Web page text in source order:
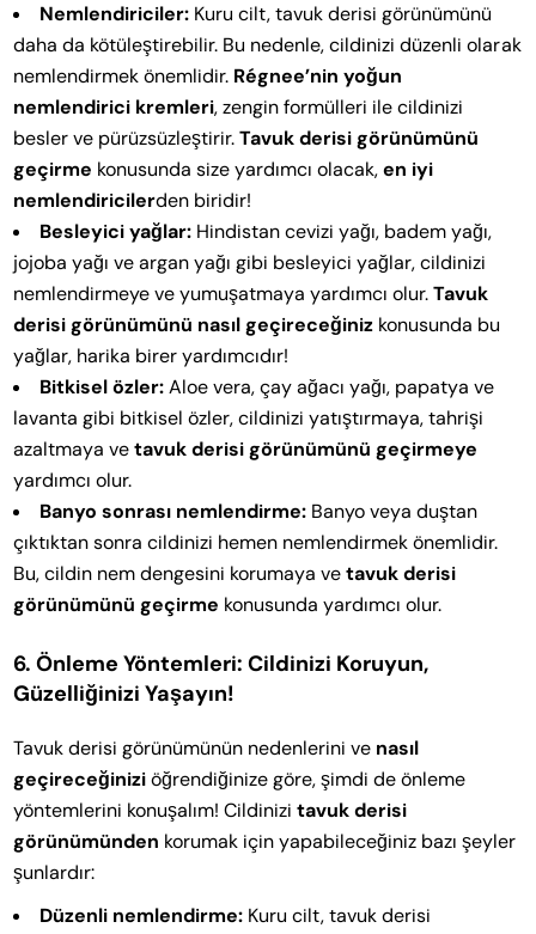
Nemlendiriciler: Kuru cilt, tavuk derisi görünümünü
daha da kötüleştirebilir. Bu nedenle, cildinizi düzenli olarak
nemlendirmek önemlidir. Régnee’nin yoğun
nemlendirici kremleri, zengin formülleri ile cildinizi
besler ve pürüzsüzleştirir.Tavuk derisi görünümünü
geçirme konusunda size yardımcı olacak,en iyi
nemlendiricilerden biridir!
Besleyici yağlar: Hindistan cevizi yağı, badem yağı,
jojoba yağı ve argan yağı gibi besleyici yağlar, cildinizi
nemlendirmeye ve yumuşatmaya yardımcı olur.Tavuk
derisi görünümünü nasıl geçireceğiniz konusunda bu
yağlar, harika birer yardımcıdır!
Bitkisel özler:Aloe vera, çay ağacı yağı, papatya ve
lavanta gibi bitkisel özler, cildinizi yatıştırmaya, tahrişi
azaltmaya vetavuk derisi görünümünü geçirmeye
yardımcı olur.
Banyo sonrası nemlendirme: Banyo veya duştan
çıktıktan sonra cildinizi hemen nemlendirmek önemlidir.
Bu, cildin nem dengesini korumaya vetavuk derisi
görünümünü geçirme konusunda yardımcı olur.
6. Önleme Yöntemleri: Cildinizi Koruyun,
Güzelliğinizi Yaşayın!
Tavuk derisi görünümünün nedenlerini ve nasıl
geçireceğiniziöğrendiğinize göre, şimdi de önleme
yöntemlerini konuşalım! Cildinizitavuk derisi
görünümünden korumak için yapabileceğiniz bazı şeyler
şunlardır:
Düzenli nemlendirme: Kuru cilt, tavuk derisi